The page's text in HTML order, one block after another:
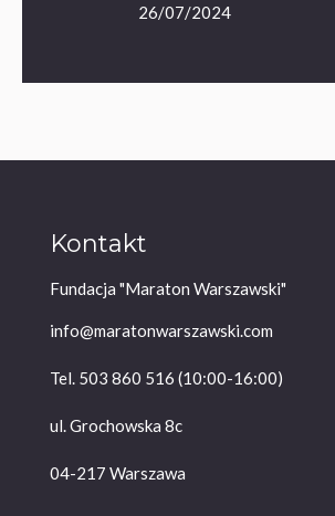
26/07/2024
Kontakt
Fundacja "Maraton Warszawski"
info@maratonwarszawski.com
Tel. 503 860 516 (10:00-16:00)
ul. Grochowska 8c
04-217 Warszawa